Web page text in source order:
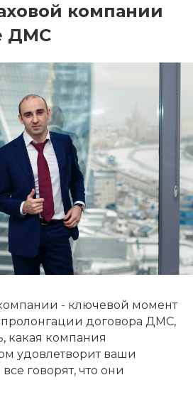
компании
ДМС
- ключевой момент
договора ДМС,
какая компания
удовлетворит ваши
говорят, что они